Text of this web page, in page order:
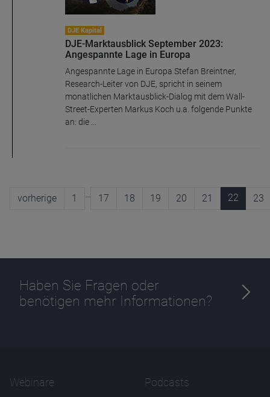
DJE Kapital
DJE-Marktausblick September 2023:
Angespannte Lage in Europa
Angespannte Lage in Europa Stefan Breintner,
Research-Leiter von DJE, spricht in seinem
monatlichen Marktausblick-Dialog mit dem Wall-
Street-Experten Markus Koch u.a. folgende Punkte
an: die ...
vorherige 1 … 17 18 19 20 21 22 23
Haben Sie Fragen oder
benötigen mehr Informationen?
Webinare Podcasts
CPref
D&C
1 Jahr